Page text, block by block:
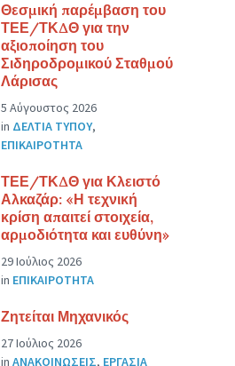
Θεσμική παρέμβαση του
ΤΕΕ/ΤΚΔΘ για την
αξιοποίηση του
Σιδηροδρομικού Σταθμού
Λάρισας
5 Αύγουστος 2026
in ΔΕΛΤΙΑ ΤΥΠΟΥ,
ΕΠΙΚΑΙΡΟΤΗΤΑ
ΤΕΕ/ΤΚΔΘ για Κλειστό
Αλκαζάρ: «Η τεχνική
κρίση απαιτεί στοιχεία,
αρμοδιότητα και ευθύνη»
29 Ιούλιος 2026
in ΕΠΙΚΑΙΡΟΤΗΤΑ
Ζητείται Μηχανικός
27 Ιούλιος 2026
inΑΝΑΚΟΙΝΩΣΕΙΣ, ΕΡΓΑΣΙΑ